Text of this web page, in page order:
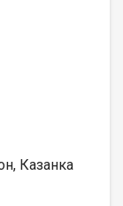
Казанка